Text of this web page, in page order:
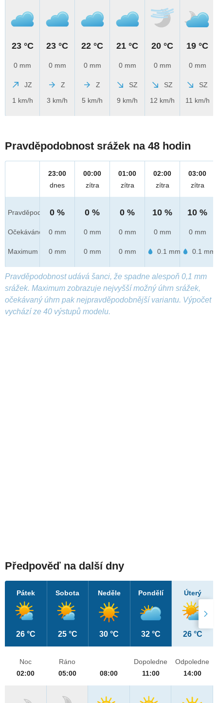
23 °C
0 mm
JZ
1 km/h
23 °C
0 mm
Z
3 km/h
22 °C
0 mm
Z
5 km/h
21 °C
0 mm
SZ
9 km/h
20 °C
0 mm
SZ
12 km/h
19 °C
0 mm
SZ
11 km/h
Pravděpodobnost srážek na 48 hodin
Pravděpod.
Očekáváno
Maximum
23:00
dnes
0 %
0 mm
0 mm
00:00
zítra
0 %
0 mm
0 mm
01:00
zítra
0 %
0 mm
0 mm
02:00
zítra
10 %
0 mm
0.1 mm
03:00
zítra
10 %
0 mm
0.1 mm
Pravděpodobnost udává šanci, že spadne alespoň 0,1 mm
srážek. Maximum zobrazuje nejvyšší možný úhrn srážek,
očekávaný úhrn pak nejpravděpodobnější variantu. Výpočet
vychází ze 40 výstupů modelu.
Předpověď na další dny
Pátek
26 °C
Sobota
25 °C
Neděle
30 °C
Pondělí
32 °C
Úterý
26 °C
Noc
02:00
Ráno
05:00
08:00
Dopoledne
11:00
Odpoledne
14:00